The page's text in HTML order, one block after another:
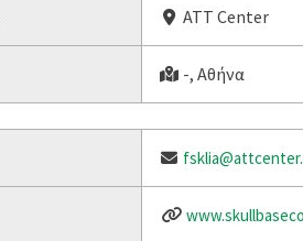
ATT Center
-, Αθήνα